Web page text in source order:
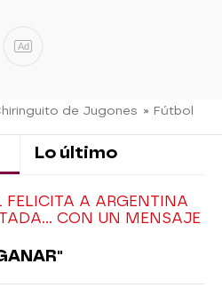
Ad
de Jugones » Fútbol
Lo último
FELICITA A ARGENTINA
CON UN MENSAJE